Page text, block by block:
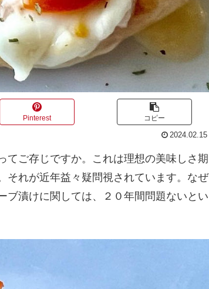
Pinterest コピー
2024.02.15
てご存じですか。これは理想の美味しさ期
それが近年益々疑問視されています。なぜ
ブ漬けに関しては、２０年間問題ないとい